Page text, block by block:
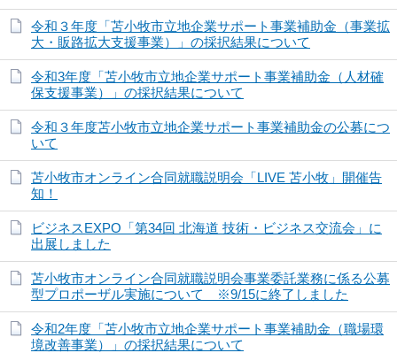
令和３年度「苫小牧市立地企業サポート事業補助金（事業拡
大・販路拡大支援事業）」の採択結果について
令和3年度「苫小牧市立地企業サポート事業補助金（人材確
保支援事業）」の採択結果について
令和３年度苫小牧市立地企業サポート事業補助金の公募につ
いて
苫小牧市オンライン合同就職説明会「LIVE 苫小牧」開催告
知！
ビジネスEXPO「第34回 北海道 技術・ビジネス交流会」に
出展しました
苫小牧市オンライン合同就職説明会事業委託業務に係る公募
型プロポーザル実施について ※9/15に終了しました
令和2年度「苫小牧市立地企業サポート事業補助金（職場環
境改善事業）」の採択結果について